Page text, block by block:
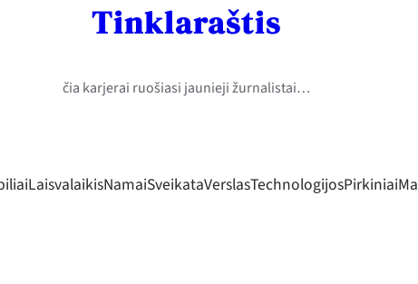
Tinklaraštis
čia karjerai ruošiasi jaunieji žurnalistai…
LaisvalaikisNamaiSveikataVerslasTechnologijosPirkiniai